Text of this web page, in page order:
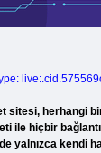
sitesi, herhangi
ile hiçbir
yalnızca kendi